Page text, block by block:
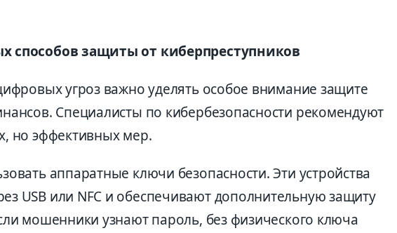
способов защиты от киберпреступников
угроз важно уделять особое внимание защите
Специалисты по кибербезопасности рекомендуют
но эффективных мер.
аппаратные ключи безопасности. Эти устройства
USB или NFC и обеспечивают дополнительную защиту
мошенники узнают пароль, без физического ключа